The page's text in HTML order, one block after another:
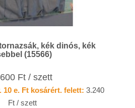
kék dinós, kék
(15566)
Ft / szett
10 e. Ft kosárért. felett: 3.240
Ft / szett